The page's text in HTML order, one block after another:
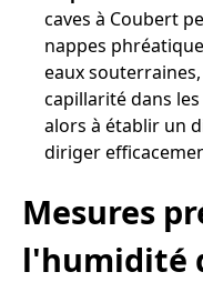
caves à Coubert
nappes
eaux
capillarité dans
alors à établir un
diriger
Mesures
l'humidité